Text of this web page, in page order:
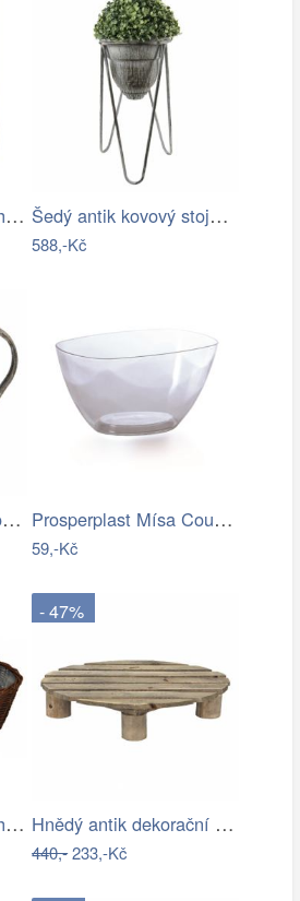
House Doctor Tmavě hnědý kameninový… Šedý antik kovový stojan na květiny - Ø…
588,-Kč
Šedý dekorační plechový džbánek s… Prosperplast Mísa Coubi Orchidea…
59,-Kč
Axin Trading s.r.o. Truhlík vrbový…
- 47%
Hnědý antik dekorační stolek na květiny…
440,-233,-Kč